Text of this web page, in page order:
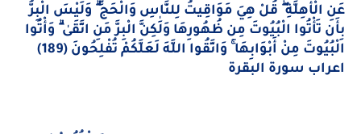
عَنِ الْأَهِلَّةِ ۖ قُلْ هِيَ مَوَاقِيتُ لِلنَّاسِ وَالْحَجِّ ۗ وَلَيْسَ الْبِرُّ
بِأَن تَأْتُوا الْبُيُوتَ مِن ظُهُورِهَا وَلَٰكِنَّ الْبِرَّ مَنِ اتَّقَىٰ ۗ وَأْتُوا
الْبُيُوتَ مِنْ أَبْوَابِهَا ۚ وَاتَّقُوا اللَّهَ لَعَلَّكُمْ تُفْلِحُونَ (189)
اعراب سورة البقرة